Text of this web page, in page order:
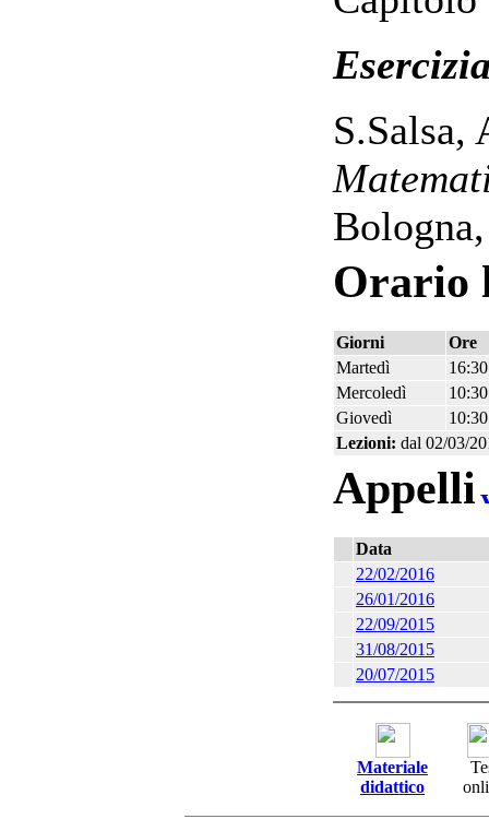
Orario
Giorni
Ore
Martedì
Mercoledì
Giovedì
Lezioni: dal 02/03/
Appelli
Data
22/02/2016
26/01/2016
22/09/2015
31/08/2015
20/07/2015
Materiale
didattico